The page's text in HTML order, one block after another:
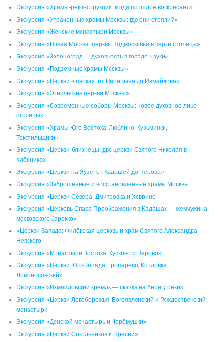
Экскурсия «Храмы-реконструкции: когда прошлое воскресает»
Экскурсия «Утраченные храмы Москвы: где они стояли?»
Экскурсия «Женские монастыри Москвы»
Экскурсия «Новая Москва: церкви Подмосковья в черте столицы»
Экскурсия «Зеленоград — духовность в городе науки»
Экскурсия «Подземные храмы Москвы»
Экскурсия «Церкви в парках: от Царицына до Измайлова»
Экскурсия «Этнические церкви Москвы»
Экскурсия «Современные соборы Москвы: новое духовное лицо
столицы»
Экскурсия «Храмы Юго-Востока: Люблино, Кузьминки,
Текстильщики»
Экскурсия «Церкви-близнецы: две церкви Святого Николая в
Клённиках
Экскурсия «Церкви на Яузе: от Кадашей до Перова»
Экскурсия «Заброшенные и восстановленные храмы Москвы
Экскурсия «Церкви Севера: Дмитровка и Ховрино
Экскурсия «Церковь Спаса Преображения в Кадашах — жемчужина
московского барокко»
«Церкви Запада: Филёвская церковь и храм Святого Александра
Невского
Экскурсия «Монастыри Востока: Кусково и Перово»
Экскурсия «Церкви Юго-Запада: Тропарёво, Котловка,
Ломоносовский»
Экскурсия «Измайловский кремль — сказка на берегу реки»
Экскурсия «Церкви Левобережья: Богоявленский и Рождественский
монастыри
Экскурсия «Донской монастырь и Черёмушки»
Экскурсия «Церкви Сокольников и Пресни»